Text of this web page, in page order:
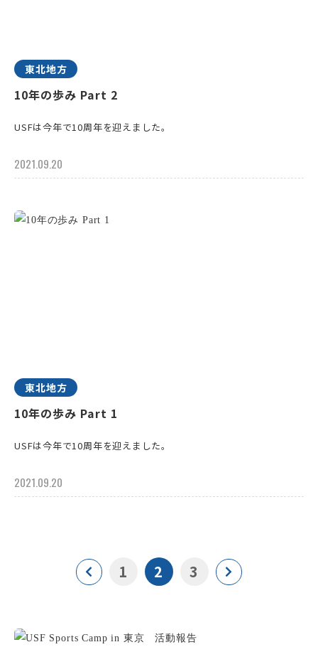
東北地方
10年の歩み Part 2
USFは今年で10周年を迎えました。
2021.09.20
東北地方
10年の歩み Part 1
USFは今年で10周年を迎えました。
2021.09.20
1 2 3